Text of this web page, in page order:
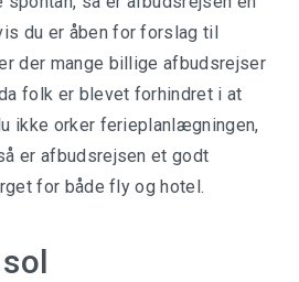
du er åben for forslag til
der mange billige afbudsrejser
folk er blevet forhindret i at
ikke orker ferieplanlægningen,
er afbudsrejsen et godt
for både fly og hotel.